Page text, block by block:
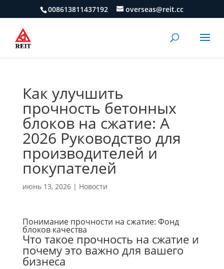
008613811437192 overseas@reit.cc
Как улучшить
прочность бетонных
блоков на сжатие: А
2026 Руководство для
производителей и
покупателей
июнь 13, 2026| Новости
Понимание прочности на сжатие: Фонд
блоков качества
Что такое прочность на сжатие и
почему это важно для вашего
бизнеса